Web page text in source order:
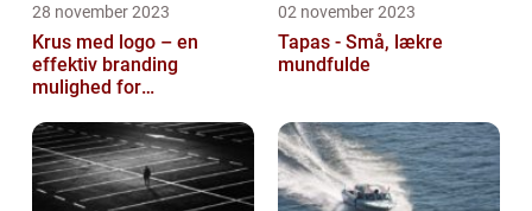
28 november 2023
Krus med logo – en
effektiv branding
mulighed for
02 november 2023
Tapas - Små, lækre
mundfulde